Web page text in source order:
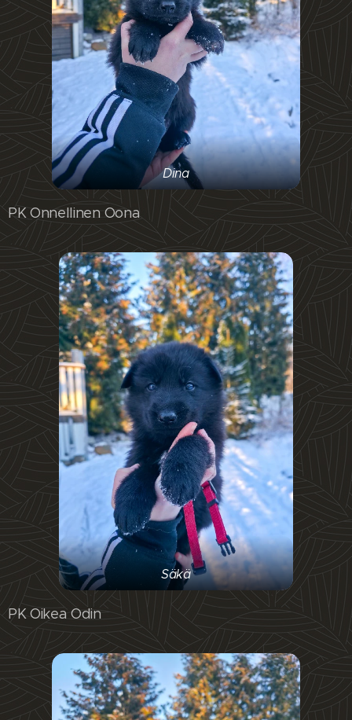
Dina
PK Onnellinen Oona
Säkä
PK Oikea Odin